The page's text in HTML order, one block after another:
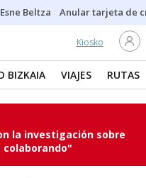
Esne Beltza Anular tarjeta de
Kiosko
BIZKAIA VIAJES RUTAS
la investigación sobre